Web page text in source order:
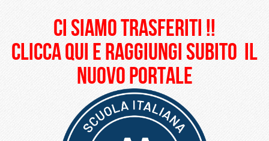
ci siamo trasferiti !!
clicca qui e raggiungi subito il
nuovo portale